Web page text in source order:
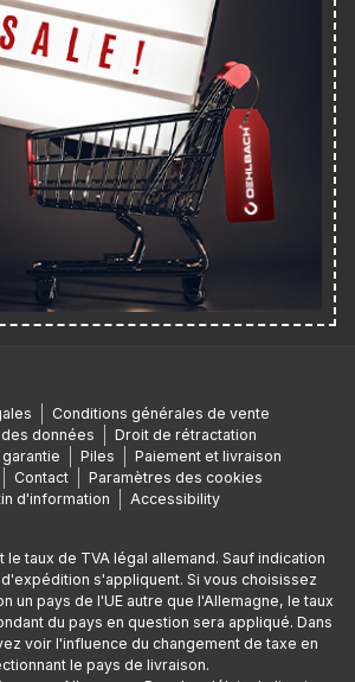
Conditions générales de vente
données
Droit de rétractation
Piles
Paiement et livraison
Contact
Paramètres des cookies
d'information
Accessibility
le taux de TVA légal allemand. Sauf indication
s'appliquent. Si vous choisissez
un pays de l'UE autre que l'Allemagne, le taux
du pays en question sera appliqué. Dans
voir l'influence du changement de taxe en
le pays de livraison.